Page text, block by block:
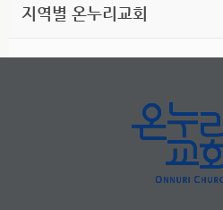
지역별 온누리교회